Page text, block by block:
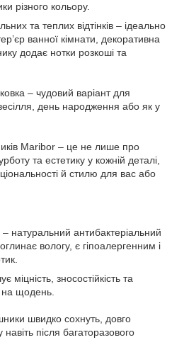
різного кольору.
та теплих відтінків – ідеально
ванної кімнати, декоративна
додає нотки розкоші та
– чудовий варіант для
день народження або як у
Maribor – це не лише про
та естетику у кожній деталі,
й стилю для вас або
натуральний антибактеріальний
вологу, є гіпоалергенним і
зносостійкість та
щодень.
швидко сохнуть, довго
після багаторазового